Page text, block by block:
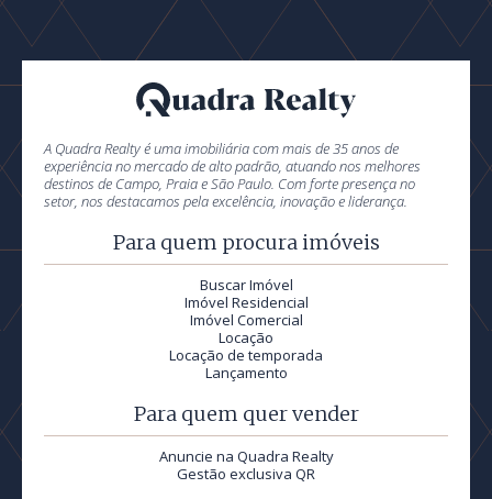
A Quadra Realty é uma imobiliária com mais de 35 anos de
experiência no mercado de alto padrão, atuando nos melhores
destinos de Campo, Praia e São Paulo. Com forte presença no
setor, nos destacamos pela excelência, inovação e liderança.
Para quem procura imóveis
Buscar Imóvel
Imóvel Residencial
Imóvel Comercial
Locação
Locação de temporada
Lançamento
Para quem quer vender
Anuncie na Quadra Realty
Gestão exclusiva QR